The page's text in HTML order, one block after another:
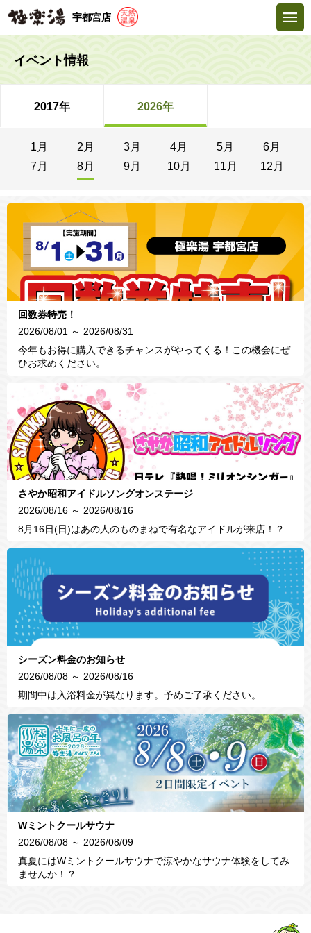
宇都宮店
イベント情報
2017年 2026年
1月 2月 3月 4月 5月
6月
7月
8月 9月 10月 11月 12月
回数券特売！
2026/08/01 ～ 2026/08/31
今年もお得に購入できるチャンスがやってくる！この機会にぜ
ひお求めください。
さやか昭和アイドルソングオンステージ
2026/08/16 ～ 2026/08/16
8月16日(日)はあの人のものまねで有名なアイドルが来店！？
シーズン料金のお知らせ
2026/08/08 ～ 2026/08/16
期間中は入浴料金が異なります。予めご了承ください。
Wミントクールサウナ
2026/08/08 ～ 2026/08/09
真夏にはWミントクールサウナで涼やかなサウナ体験をしてみ
ませんか！？